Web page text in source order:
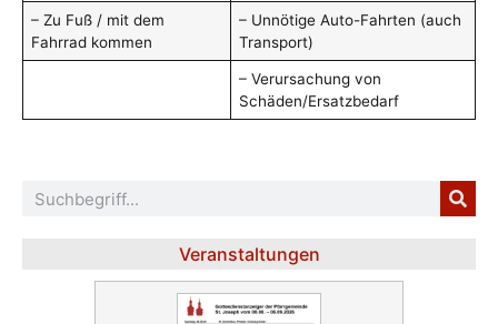
– Zu Fuß / mit dem
Fahrrad kommen
– Unnötige Auto-Fahrten (auch
Transport)
– Verursachung von
Schäden/Ersatzbedarf
Veranstaltungen